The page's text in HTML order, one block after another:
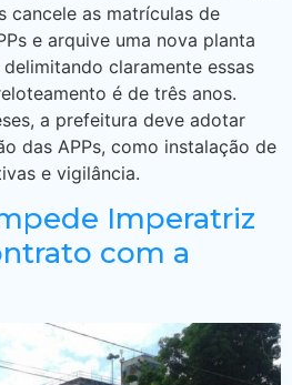
cancele as matrículas de
e arquive uma nova planta
claramente essas
é de três anos.
a prefeitura deve adotar
das APPs, como instalação de
e vigilância.
Imperatriz
com a